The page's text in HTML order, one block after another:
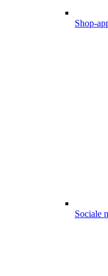
Shop-
Sociale